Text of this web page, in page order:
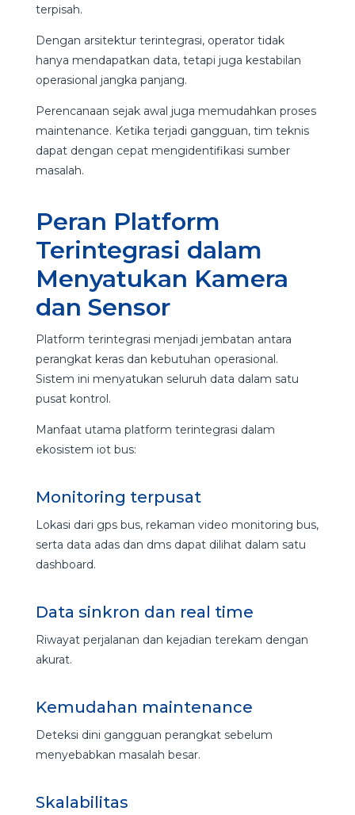
terpisah.
Dengan arsitektur terintegrasi, operator tidak
hanya mendapatkan data, tetapi juga kestabilan
operasional jangka panjang.
Perencanaan sejak awal juga memudahkan proses
maintenance. Ketika terjadi gangguan, tim teknis
dapat dengan cepat mengidentifikasi sumber
masalah.
Peran Platform
Terintegrasi dalam
Menyatukan Kamera
dan Sensor
Platform terintegrasi menjadi jembatan antara
perangkat keras dan kebutuhan operasional.
Sistem ini menyatukan seluruh data dalam satu
pusat kontrol.
Manfaat utama platform terintegrasi dalam
ekosistem iot bus:
Monitoring terpusat
Lokasi dari gps bus, rekaman video monitoring bus,
serta data adas dan dms dapat dilihat dalam satu
dashboard.
Data sinkron dan real time
Riwayat perjalanan dan kejadian terekam dengan
akurat.
Kemudahan maintenance
Deteksi dini gangguan perangkat sebelum
menyebabkan masalah besar.
Skalabilitas